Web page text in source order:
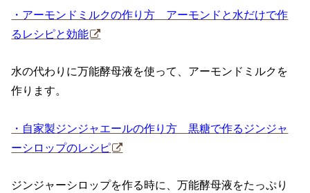
・アーモンドミルクの作り方 アーモンドと水だけで作
るレシピと効能
水の代わりに万能酵母液を使って、アーモンドミルクを
作ります。
・自家製ジンジャエールの作り方 黒糖で作るジンジャ
ーシロップのレシピ
ジンジャーシロップを作る時に、万能酵母液をたっぷり